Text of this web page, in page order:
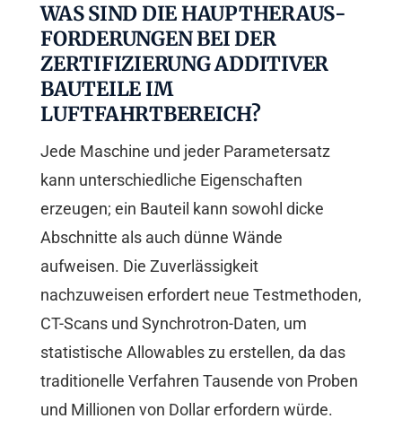
WAS SIND DIE HAUPT­HERAUS­
FOR­DERUNGEN BEI DER
ZERTIFIZIERUNG ADDITIVER
BAUTEILE IM
LUFTFAHRTBEREICH?
Jede Maschine und jeder Parametersatz
kann unterschiedliche Eigenschaften
erzeugen; ein Bauteil kann sowohl dicke
Abschnitte als auch dünne Wände
aufweisen. Die Zuverlässigkeit
nachzuweisen erfordert neue Testmethoden,
CT-Scans und Synchrotron-Daten, um
statistische Allowables zu erstellen, da das
traditionelle Verfahren Tausende von Proben
und Millionen von Dollar erfordern würde.